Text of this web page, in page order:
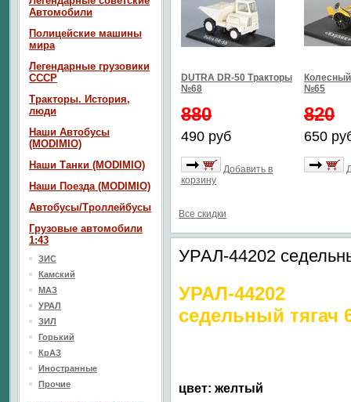
DUTRA DR-50 Тракторы
№68
880
490 руб
Добавить в
корзину
№65
820
650
Все скидки
УРАЛ-44202
УРАЛ-44202
седельный тягач
цвет: желтый
Автомобили
Полицейские машины
мира
Легендарные грузовики
СССР
Тракторы. История,
люди
Наши Автобусы
(MODIMIO)
Наши Танки (MODIMIO)
Наши Поезда (MODIMIO)
Автобусы/Троллейбусы
Грузовые автомобили
1:43
ЗИС
Камский
МАЗ
УРАЛ
ЗИЛ
Горький
КрАЗ
Иностранные
Прочие